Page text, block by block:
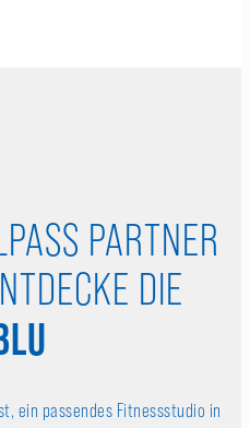
PARTNER
DIE
ein passendes Fitnessstudio in